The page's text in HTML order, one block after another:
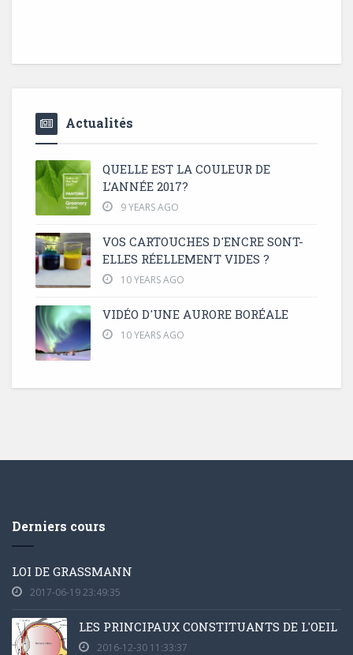
Actualités
QUELLE EST LA COULEUR DE
L’ANNÉE 2017?
9 YEARS AGO
VOS CARTOUCHES D'ENCRE SONT-
ELLES RÉELLEMENT VIDES ?
10 YEARS AGO
VIDÉO D'UNE AURORE BORÉALE
10 YEARS AGO
Derniers cours
LOI DE GRASSMANN
2017-06-19 23:49:35
LES PRINCIPAUX CONSTITUANTS DE L'OEIL
2016-12-30 11:33:37